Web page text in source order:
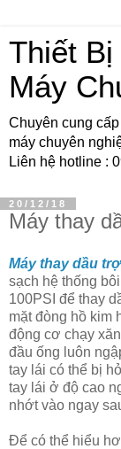
Thiết
Máy
Chuyên cung
máy chuyên
Liên hệ hotline :
20/12/18
Máy thay
Máy thay dầu
sạch hệ thống
100PSI để thay
mặt đòng hồ kim
động cơ chạy
đầu ống luôn
tay lái có thể bị
tay lái ở độ cao
nhớt vào ngay
Để có thể hiểu